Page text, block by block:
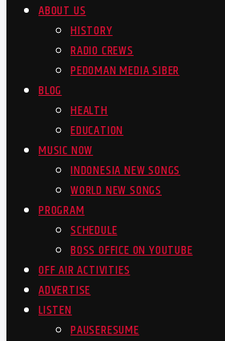
ABOUT US
HISTORY
RADIO CREWS
PEDOMAN MEDIA SIBER
BLOG
HEALTH
EDUCATION
MUSIC NOW
INDONESIA NEW SONGS
WORLD NEW SONGS
PROGRAM
SCHEDULE
BOSS OFFICE ON YOUTUBE
OFF AIR ACTIVITIES
ADVERTISE
LISTEN
PAUSERESUME